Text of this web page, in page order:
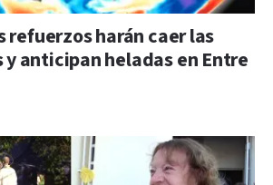
refuerzos harán caer las
anticipan heladas en Entre